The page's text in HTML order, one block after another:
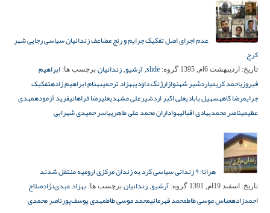
عدم اجرای اصل تفکیک جرایم و رنج مضاعف زندانیان سیاسی رجایی شهر
کرج
تاریخ: اردیبهشت 6ام, 1395 گروه: slide
, آرشیو, زندانیان برچسب ها: ابراهیم
فیروزیاحمد کریمیاردشیر شهنوازارژنگ داودیبهزاد ترحمیبهنام ابراهیم زادهتفکیک
جرایمرضا کاههسهیل بابادیعلی اکبر اردشیرعلی مشهدیعلیرضا فراهانیفرید آزمودهمهدی
عظیمیناصر محمدیهادی اقبالیهواداران محمد علی طاهرییاسر حمیدی شهرابی
هرانا؛ ۹ زندانی سیاسی کرد به زندان مرکزی ارومیه منتقل شدند
تاریخ: اسفند 19ام, 1391 گروه: آرشیو, زندانیان برچسب ها: بهزاد عبدی‌نژادصلاح
احمد‌زادهعباس موسی طاطمحمد قهرمانیمحمد موسی طاطمهدی یوسف‌پورناصر محمدی